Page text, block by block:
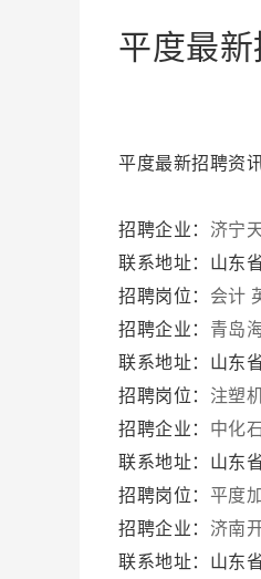
平度最新
平度最新招聘资
招聘企业： 济宁
联系地址：山东
招聘岗位： 会计
招聘企业： 青岛
联系地址：山东
招聘岗位： 注塑
招聘企业： 中化
联系地址：山东
招聘岗位： 平度
招聘企业： 济南
联系地址：山东